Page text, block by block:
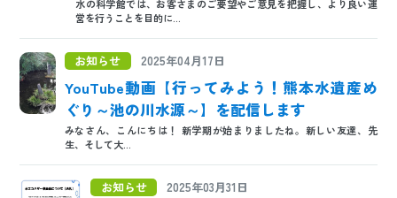
水の科学館では、お客さまのご要望やご意見を把握し、より良い運
営を行うことを目的に...
お知らせ 2025年04月17日
YouTube動画【行ってみよう！熊本水遺産め
ぐり～池の川水源～】を配信します
みなさん、こんにちは！ 新学期が始まりましたね。新しい友達、先
生、そして大...
お知らせ 2025年03月31日